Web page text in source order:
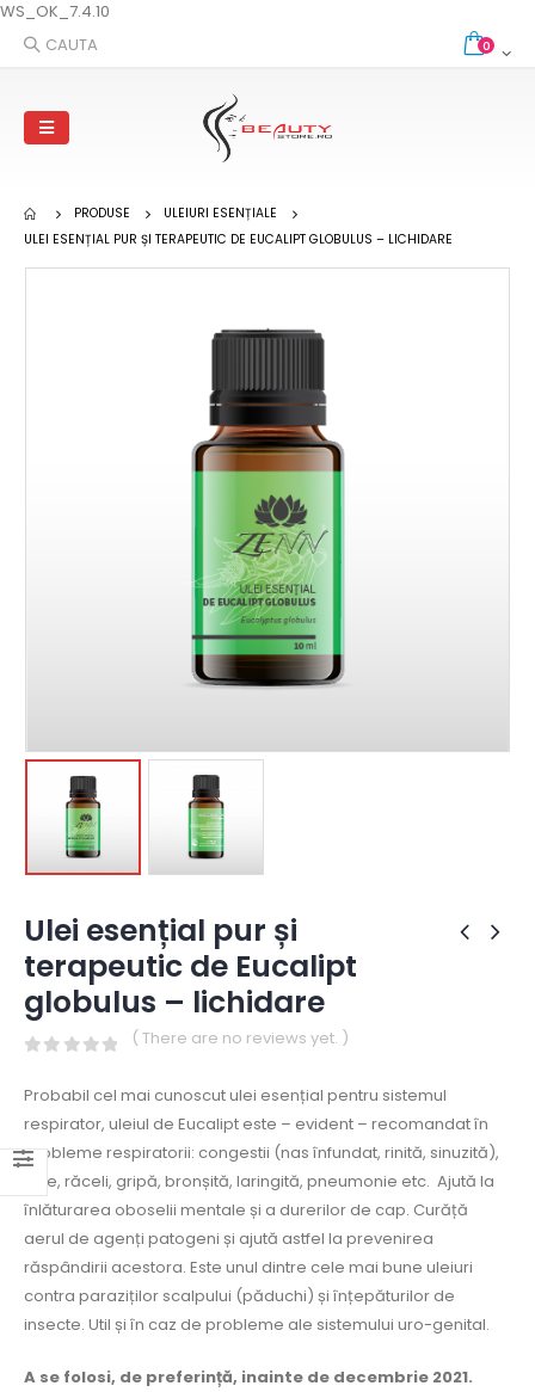
WS_OK_7.4.10
CAUTA
0
PRODUSE
ULEIURI ESENȚIALE
ULEI ESENȚIAL PUR ȘI TERAPEUTIC DE EUCALIPT GLOBULUS – LICHIDARE
Ulei esențial pur și
terapeutic de Eucalipt
globulus – lichidare
( There are no reviews yet. )
Probabil cel mai cunoscut ulei esențial pentru sistemul
respirator, uleiul de Eucalipt este – evident – recomandat în
probleme respiratorii: congestii (nas înfundat, rinită, sinuzită),
tuse, răceli, gripă, bronșită, laringită, pneumonie etc. Ajută la
înlăturarea oboselii mentale și a durerilor de cap. Curăță
aerul de agenți patogeni și ajută astfel la prevenirea
răspândirii acestora. Este unul dintre cele mai bune uleiuri
contra paraziților scalpului (păduchi) și înțepăturilor de
insecte. Util și în caz de probleme ale sistemului uro-genital.
A se folosi, de preferință, inainte de decembrie 2021.